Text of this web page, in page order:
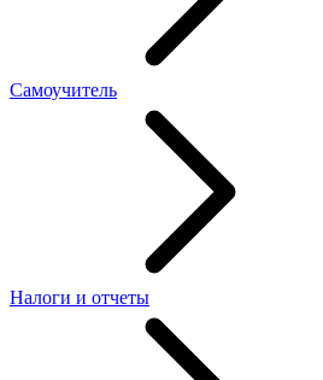
Самоучитель
Налоги и отчеты